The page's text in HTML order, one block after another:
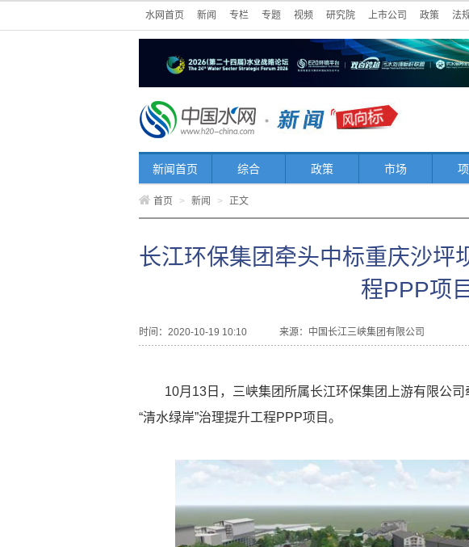
水网首页 新闻 专栏 专题 视频 研究院 上市公司 政策 法
新闻首页 综合 政策 市场
首页 > 新闻 > 正文
长江环保集团牵头中标重庆沙坪
程PPP项目
时间：2020-10-19 10:10 来源： 中国长江三峡集团有限公司
10月13日，三峡集团所属长江环保集团上游有限公
“清水绿岸”治理提升工程PPP项目。